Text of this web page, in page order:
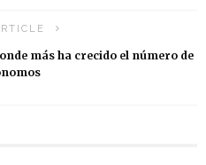
más ha crecido el número de